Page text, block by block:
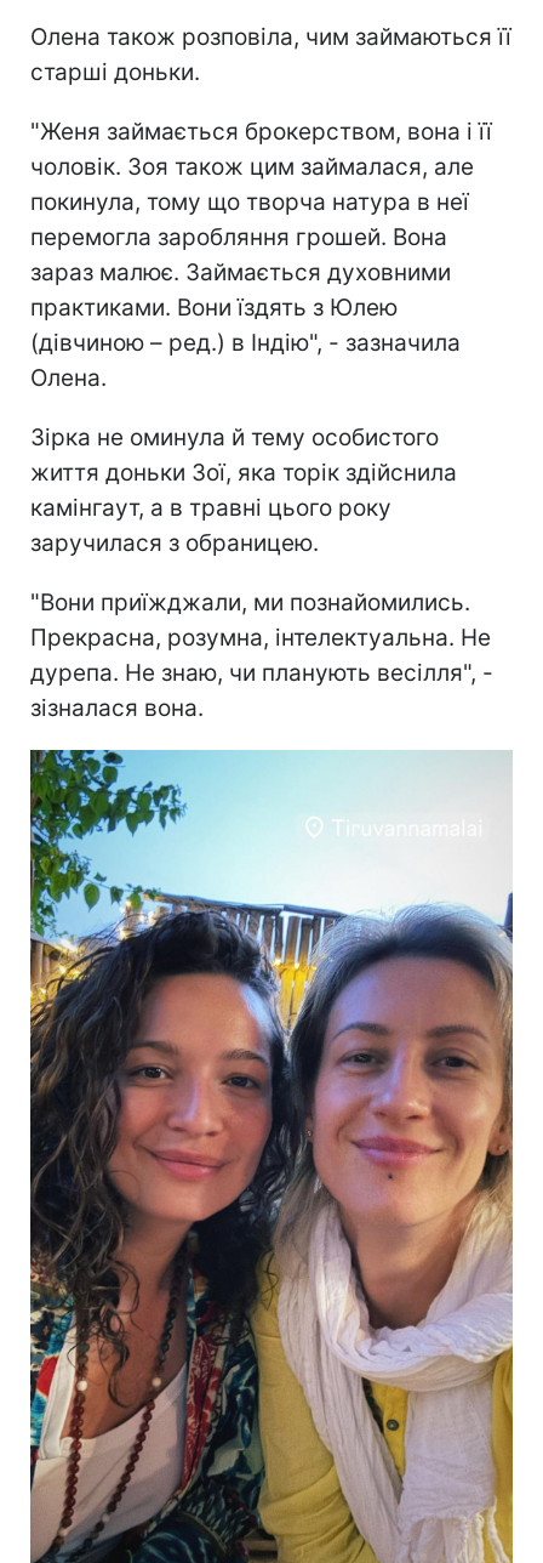
Олена також розповіла, чим займаються її
старші доньки.
"Женя займається брокерством, вона і її
чоловік. Зоя також цим займалася, але
покинула, тому що творча натура в неї
перемогла заробляння грошей. Вона
зараз малює. Займається духовними
практиками. Вони їздять з Юлею
(дівчиною – ред.) в Індію", - зазначила
Олена.
Зірка не оминула й тему особистого
життя доньки Зої, яка торік здійснила
камінгаут, а в травні цього року
заручилася з обраницею.
"Вони приїжджали, ми познайомились.
Прекрасна, розумна, інтелектуальна. Не
дурепа. Не знаю, чи планують весілля", -
зізналася вона.